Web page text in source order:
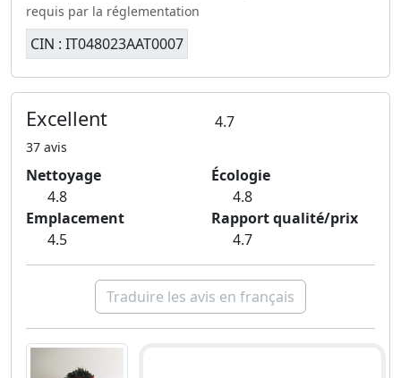
requis par la réglementation
CIN : IT048023AAT0007
Excellent 4.7
37 avis
Nettoyage
4.8
Écologie
4.8
Emplacement
4.5
Rapport qualité/prix
4.7
Traduire les avis en français